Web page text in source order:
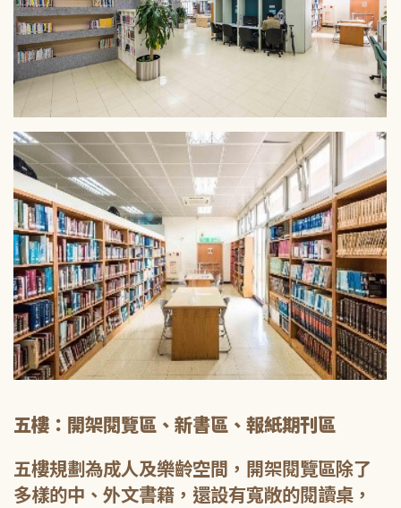
五樓：開架閱覽區、新書區、報紙期刊區
五樓規劃為成人及樂齡空間，開架閱覽區除了
多樣的中、外文書籍，還設有寬敞的閱讀桌，